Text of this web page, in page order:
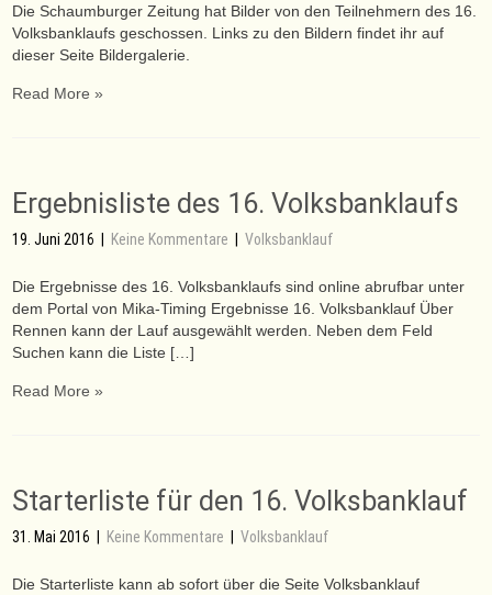
Die Schaumburger Zeitung hat Bilder von den Teilnehmern des 16.
Volksbanklaufs geschossen. Links zu den Bildern findet ihr auf
dieser Seite Bildergalerie.
Read More »
Ergebnisliste des 16. Volksbanklaufs
19. Juni 2016 | Keine Kommentare |Volksbanklauf
Die Ergebnisse des 16. Volksbanklaufs sind online abrufbar unter
dem Portal von Mika-Timing Ergebnisse 16. Volksbanklauf Über
Rennen kann der Lauf ausgewählt werden. Neben dem Feld
Suchen kann die Liste […]
Read More »
Starterliste für den 16. Volksbanklauf
31. Mai 2016 | Keine Kommentare |Volksbanklauf
Die Starterliste kann ab sofort über die Seite Volksbanklauf